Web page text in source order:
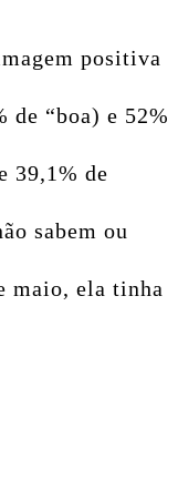
positiva
de “boa) e 52%
39,1% de
sabem ou
maio, ela tinha